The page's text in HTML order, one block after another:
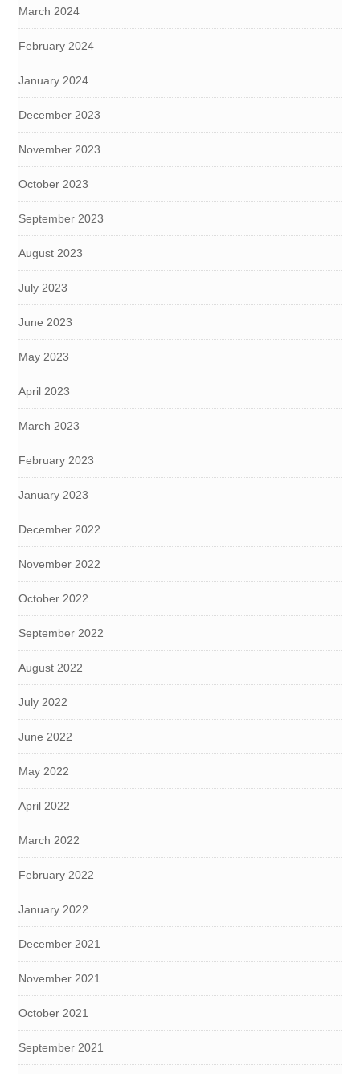
March 2024
February 2024
January 2024
December 2023
November 2023
October 2023
September 2023
August 2023
July 2023
June 2023
May 2023
April 2023
March 2023
February 2023
January 2023
December 2022
November 2022
October 2022
September 2022
August 2022
July 2022
June 2022
May 2022
April 2022
March 2022
February 2022
January 2022
December 2021
November 2021
October 2021
September 2021